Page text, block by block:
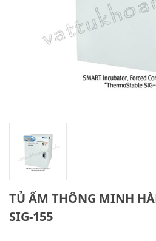
TỦ ẤM THÔNG MINH
SIG-155